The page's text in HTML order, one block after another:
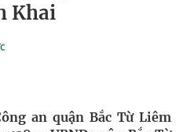
Khai
an quận Bắc Từ Liêm